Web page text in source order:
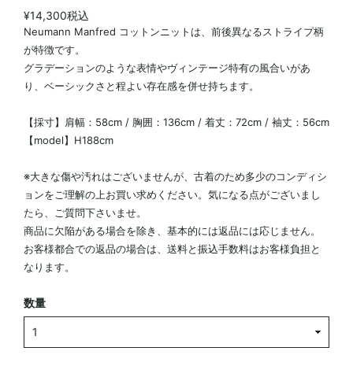
¥14,300税込
Neumann Manfred コットンニットは、前後異なるストライプ柄
が特徴です。
グラデーションのような表情やヴィンテージ特有の風合いがあ
り、ベーシックさと程よい存在感を併せ持ちます。
【採寸】肩幅：58cm / 胸囲：136cm / 着丈：72cm / 袖丈：56cm
【model】H188cm
※大きな傷や汚れはございませんが、古着のため多少のコンディシ
ョンをご理解の上お買い求めください。気になる点がございまし
たら、ご質問下さいませ。
商品に欠陥がある場合を除き、基本的には返品には応じません。
お客様都合での返品の場合は、送料と振込手数料はお客様負担と
なります。
数量